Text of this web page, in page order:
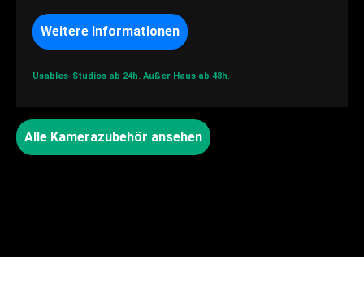
Weitere Informationen
Usables-Studios ab 24h. Außer Haus ab 48h.
Alle Kamerazubehör ansehen